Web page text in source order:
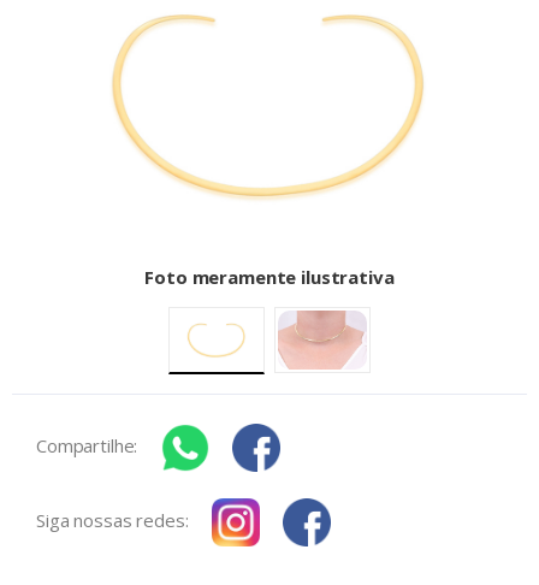
Foto meramente ilustrativa
Compartilhe:
Siga nossas redes: